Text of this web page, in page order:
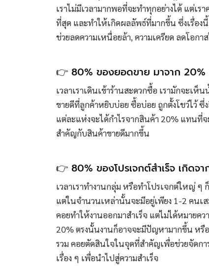
เราไม่มีเวลามากพอที่จะทำทุกอย่างได้ แต่เ
ที่สุด และทำให้เกิดผลลัพธ์ที่มากขึ้น ซึ่งเรื่อง
ช่วยลดความเหนื่อยล้า, ความเครียด ลดโอก
👉 80% ของยอดขาย มาจาก 20%
เวลาเราเดินเข้าร้านสะดวกซื้อ เรามักจะ
ขายดีที่ลูกค้าหยิบบ่อย ซื้อบ่อย ถูกตั้งโชว์ไว้
แต่ละแห่งจะได้กำไรจากสินค้า 20% แทน
สำคัญกับสินค้าขายดีมากขึ้น
👉 80% ของโปรเจกต์สำเร็จ เกิด
เวลาเราทำงานกลุ่ม หรือทำโปรเจกต์ใหญ่
แต่ในจำนวนเหล่านั้นจะมีอยู่เพียง 1-2 คนเ
คอยทำให้งานออกมาสำเร็จ แต่ไม่ได้หมาย
20% ตรงนั้นงานก็อาจจะมีปัญหามากขึ้น หรื
รวม คอยตัดสินใจในจุดที่สำคัญเพื่อช่วยจัดก
เรื่อง ๆ เพื่อนำไปสู่ความสำเร็จ